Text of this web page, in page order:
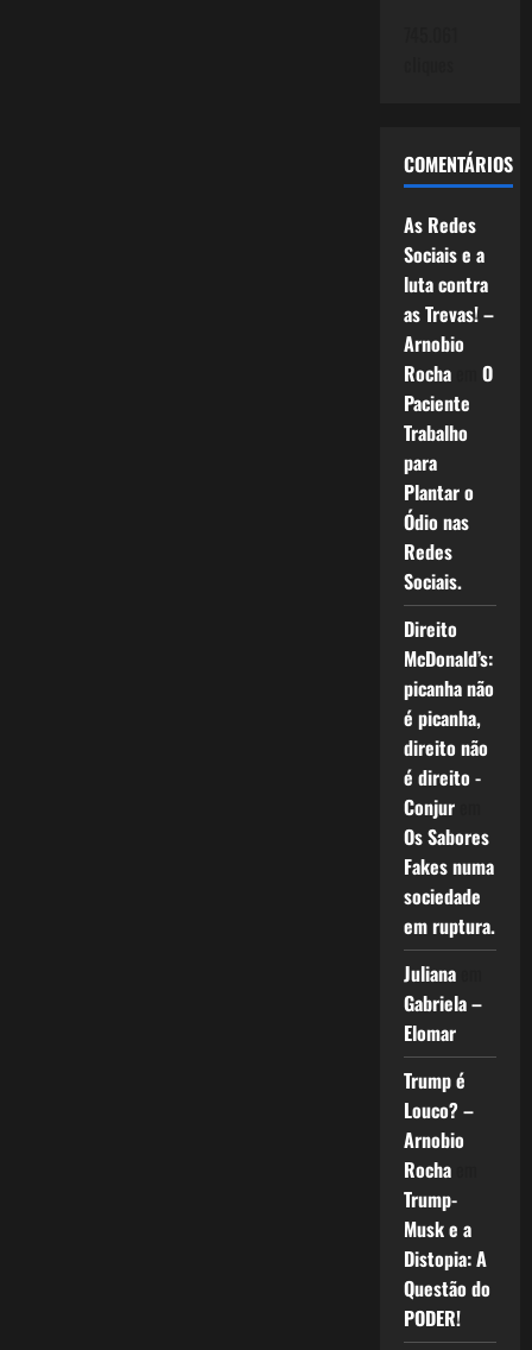
COMENTÁRIOS
As Redes
Sociais e a
luta contra
as Trevas! –
Arnobio
Rochaem O
Paciente
Trabalho
para
Plantar o
Ódio nas
Redes
Sociais.
Direito
McDonald’s:
picanha não
é picanha,
direito não
é direito -
Conjurem
Os Sabores
Fakes numa
sociedade
em ruptura.
Julianaem
Gabriela –
Elomar
Trump é
Louco? –
Arnobio
Rochaem
Trump-
Musk e a
Distopia: A
Questão do
PODER!